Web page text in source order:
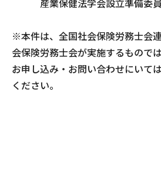
産業保健法学会設立準備委
※本件は、全国社会保険労務士会
会保険労務士会が実施するもので
お申し込み・お問い合わせにいて
ください。